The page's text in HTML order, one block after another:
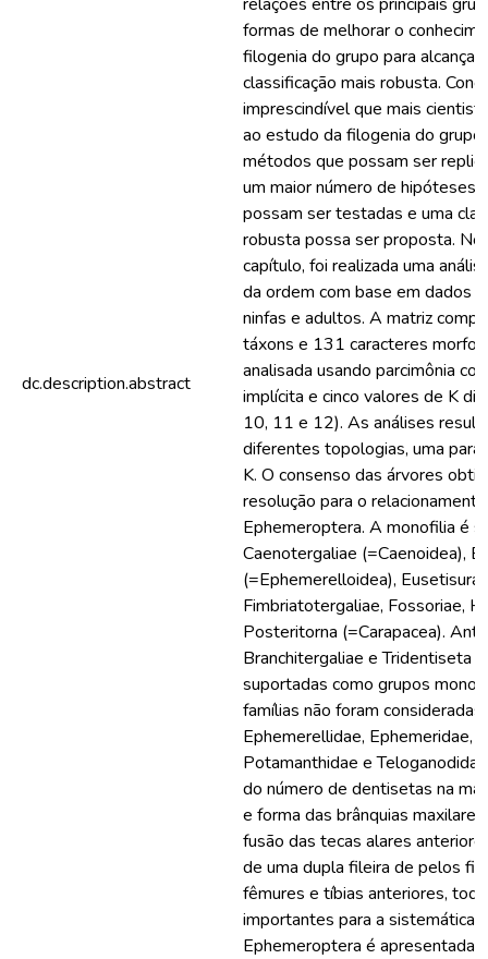
dc.description.abstract
formas de melhorar o
filogenia do grupo para alcançar
classificação mais robusta.
imprescindível que mais
ao estudo da filogenia do grupo
métodos que possam ser
um maior número de hipóteses
possam ser testadas e uma
robusta possa ser proposta. No
capítulo, foi realizada uma
da ordem com base em dados
ninfas e adultos. A matriz
táxons e 131 caracteres
analisada usando parcimônia
implícita e cinco valores de K
10, 11 e 12). As análises
diferentes topologias, uma para
K. O consenso das árvores
resolução para o
Ephemeroptera. A monofilia é
Caenotergaliae (=Caenoidea),
(=Ephemerelloidea), Eusetisura,
Fimbriatotergaliae, Fossoriae,
Posteritorna (=Carapacea).
Branchitergaliae e Tridentiseta
suportadas como grupos
famílias não foram
Ephemerellidae, Ephemeridae,
Potamanthidae e
do número de dentisetas na
e forma das brânquias
fusão das tecas alares
de uma dupla fileira de pelos
fêmures e tíbias anteriores,
importantes para a sistemática
Ephemeroptera é apresentada